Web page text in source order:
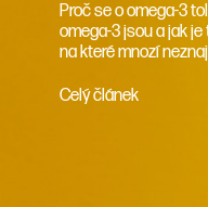
Proč se o omega-3
omega-3 jsou a jak
na které mnozí
Celý článek